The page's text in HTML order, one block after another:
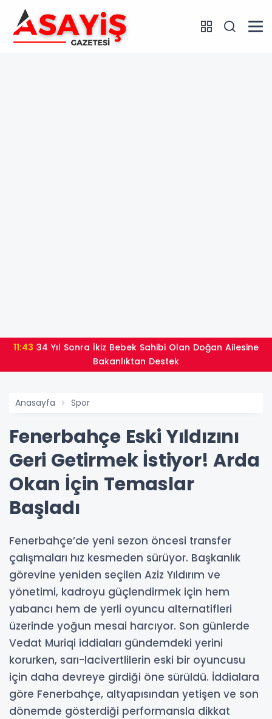
11:43
Bakanlıktan Destek
Anasayfa Spor
Fenerbahçe Eski Yıldızını
Geri Getirmek İstiyor! Arda
Okan İçin Temaslar
Başladı
Fenerbahçe’de yeni sezon öncesi transfer
çalışmaları hız kesmeden sürüyor. Başkanlık
görevine yeniden seçilen Aziz Yıldırım ve
yönetimi, kadroyu güçlendirmek için hem
yabancı hem de yerli oyuncu alternatifleri
üzerinde yoğun mesai harcıyor. Son günlerde
Vedat Muriqi iddiaları gündemdeki yerini
korurken, sarı-lacivertlilerin eski bir oyuncusu
için daha devreye girdiği öne sürüldü. İddialara
göre Fenerbahçe, altyapısından yetişen ve son
dönemde gösterdiği performansla dikkat